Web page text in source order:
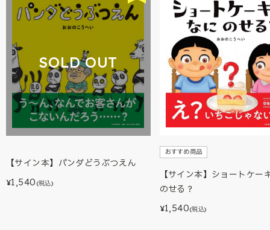
SOLD OUT
【サイン本】パンダどうぶつえん
¥1,540 (税込)
おすすめ商品
【サイン本】ショートケー
のせる？
¥1,540(税込)